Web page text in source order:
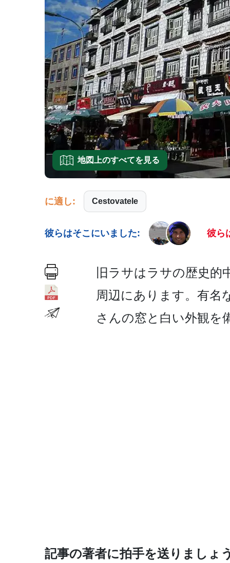
地図上のすべてを見る
に適し: Cestovatele
彼らはそこにいました: 彼ら
旧ラサはラサの歴史
周辺にあります。有名
さんの窓と­白い外観を
記事の著者に拍手を送りましょ